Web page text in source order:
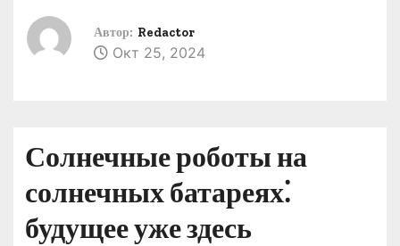
Автор: Redactor
Окт 25, 2024
Солнечные роботы на
солнечных батареях⁚
будущее уже здесь